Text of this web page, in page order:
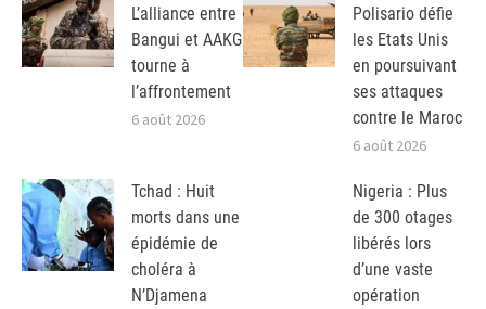
L’alliance entre
Bangui et AAKG
tourne à
l’affrontement
6 août 2026
Polisario défie
les Etats Unis
en poursuivant
ses attaques
contre le Maroc
6 août 2026
Tchad : Huit
morts dans une
épidémie de
choléra à
N’Djamena
Nigeria : Plus
de 300 otages
libérés lors
d’une vaste
opération